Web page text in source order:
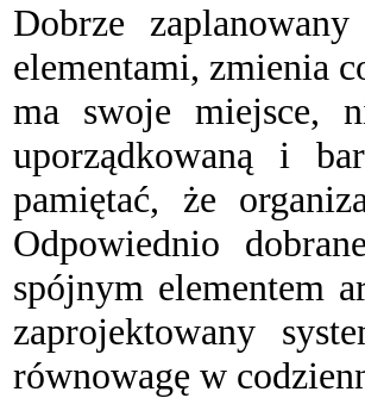
Dobrze
elementami, zmienia
ma swoje miejsce,
uporządkowaną i
pamiętać, że
Odpowiednio
spójnym elementem
zaprojektowany
równowagę w